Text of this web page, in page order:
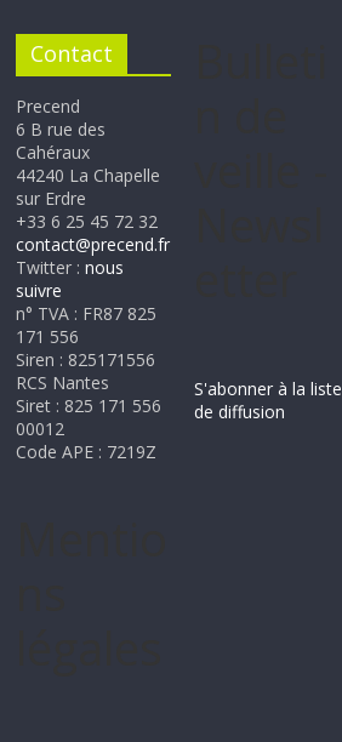
Contact
Precend
6 B rue des
Cahéraux
44240 La Chapelle
sur Erdre
+33 6 25 45 72 32
contact@precend.fr
Twitter :nous
suivre
n° TVA : FR87 825
171 556
Siren : 825171556
RCS Nantes
Siret : 825 171 556
00012
Code APE : 7219Z
S'abonner à la liste
de diffusion